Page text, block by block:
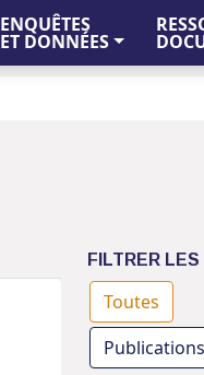
ENQUÊTES
ET DONNÉES
FILTRER
Toutes